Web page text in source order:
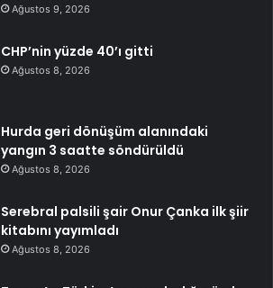
Ağustos 9, 2026
CHP’nin yüzde 40’ı gitti
Ağustos 8, 2026
Hurda geri dönüşüm alanındaki
yangın 3 saatte söndürüldü
Ağustos 8, 2026
Serebral palsili şair Onur Çanka ilk şiir
kitabını yayımladı
Ağustos 8, 2026